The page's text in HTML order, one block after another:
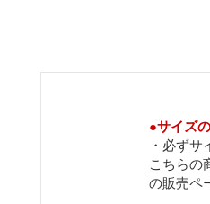
●サイズ
・必ずサ
こちらの
の販売ペ